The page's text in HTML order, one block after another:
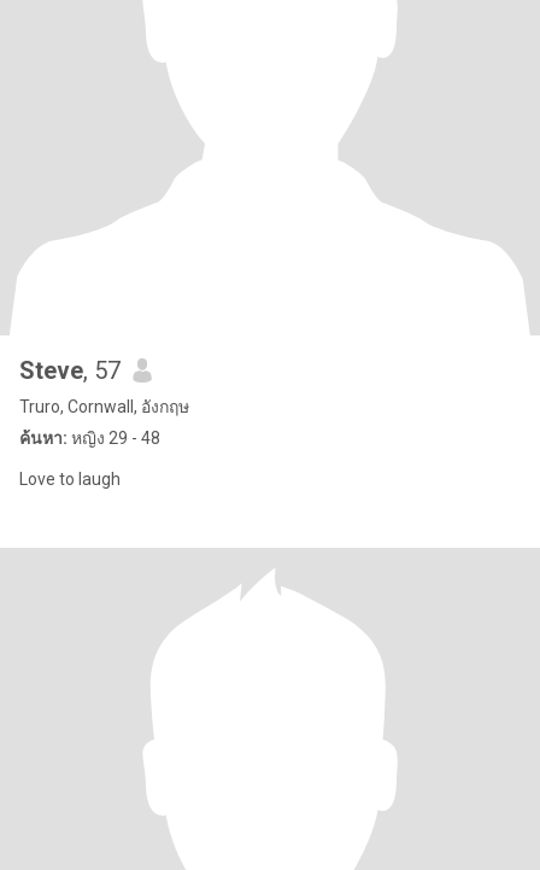
Steve, 57
Truro, Cornwall, อังกฤษ
ค้นหา: หญิง 29 - 48
Love to laugh